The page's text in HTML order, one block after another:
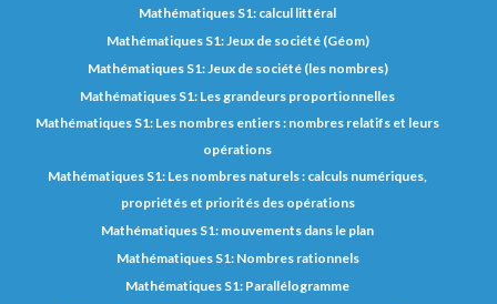
Mathématiques S1: calcul littéral
Mathématiques S1: Jeux de société (Géom)
Mathématiques S1: Jeux de société (les nombres)
Mathématiques S1: Les grandeurs proportionnelles
Mathématiques S1: Les nombres entiers : nombres relatifs et leurs
opérations
Mathématiques S1: Les nombres naturels : calculs numériques,
propriétés et priorités des opérations
Mathématiques S1: mouvements dans le plan
Mathématiques S1: Nombres rationnels
Mathématiques S1: Parallélogramme